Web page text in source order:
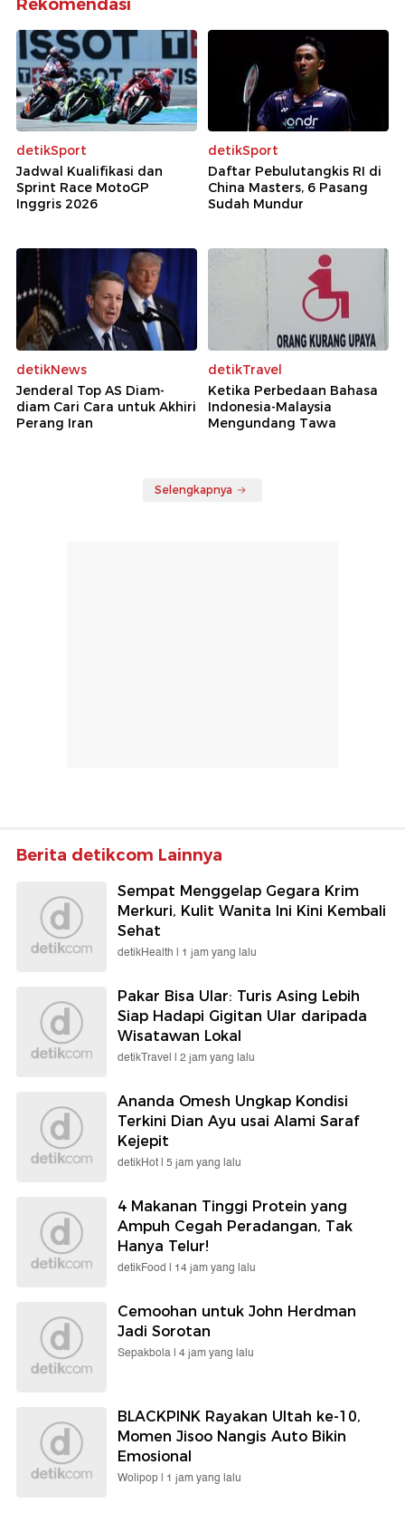
Rekomendasi
detikSport
Jadwal Kualifikasi dan
Sprint Race MotoGP
Inggris 2026
detikSport
Daftar Pebulutangkis RI di
China Masters, 6 Pasang
Sudah Mundur
detikNews
Jenderal Top AS Diam-
diam Cari Cara untuk Akhiri
Perang Iran
detikTravel
Ketika Perbedaan Bahasa
Indonesia-Malaysia
Mengundang Tawa
Selengkapnya
Berita detikcom Lainnya
Sempat Menggelap Gegara Krim
Merkuri, Kulit Wanita Ini Kini Kembali
Sehat
detikHealth | 1 jam yang lalu
Pakar Bisa Ular: Turis Asing Lebih
Siap Hadapi Gigitan Ular daripada
Wisatawan Lokal
detikTravel | 2 jam yang lalu
Ananda Omesh Ungkap Kondisi
Terkini Dian Ayu usai Alami Saraf
Kejepit
detikHot | 5 jam yang lalu
4 Makanan Tinggi Protein yang
Ampuh Cegah Peradangan, Tak
Hanya Telur!
detikFood | 14 jam yang lalu
Cemoohan untuk John Herdman
Jadi Sorotan
Sepakbola | 4 jam yang lalu
BLACKPINK Rayakan Ultah ke-10,
Momen Jisoo Nangis Auto Bikin
Emosional
Wolipop | 1 jam yang lalu